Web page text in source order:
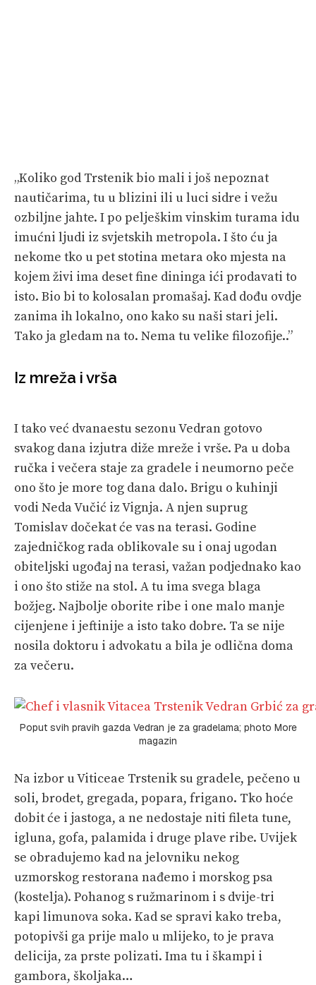
„Koliko god Trstenik bio mali i još nepoznat
nautičarima, tu u blizini ili u luci sidre i vežu
ozbiljne jahte. I po pelješkim vinskim turama idu
imućni ljudi iz svjetskih metropola. I što ću ja
nekome tko u pet stotina metara oko mjesta na
kojem živi ima deset fine dininga ići prodavati to
isto. Bio bi to kolosalan promašaj. Kad dođu ovdje
zanima ih lokalno, ono kako su naši stari jeli.
Tako ja gledam na to. Nema tu velike filozofije..”
Iz mreža i vrša
I tako već dvanaestu sezonu Vedran gotovo
svakog dana izjutra diže mreže i vrše. Pa u doba
ručka i večera staje za gradele i neumorno peče
ono što je more tog dana dalo. Brigu o kuhinji
vodi Neda Vučić iz Vignja. A njen suprug
Tomislav dočekat će vas na terasi. Godine
zajedničkog rada oblikovale su i onaj ugodan
obiteljski ugođaj na terasi, važan podjednako kao
i ono što stiže na stol. A tu ima svega blaga
božjeg. Najbolje oborite ribe i one malo manje
cijenjene i jeftinije a isto tako dobre. Ta se nije
nosila doktoru i advokatu a bila je odlična doma
za večeru.
Poput svih pravih gazda Vedran je za gradelama; photo More
magazin
Na izbor u Viticeae Trstenik su gradele, pečeno u
soli, brodet, gregada, popara, frigano. Tko hoće
dobit će i jastoga, a ne nedostaje niti fileta tune,
igluna, gofa, palamida i druge plave ribe. Uvijek
se obradujemo kad na jelovniku nekog
uzmorskog restorana nađemo i morskog psa
(kostelja). Pohanog s ružmarinom i s dvije-tri
kapi limunova soka. Kad se spravi kako treba,
potopivši ga prije malo u mlijeko, to je prava
delicija, za prste polizati. Ima tu i škampi i
gambora, školjaka…